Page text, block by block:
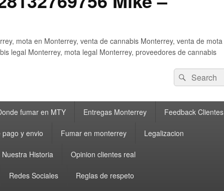
mota en Monterrey, venta de cannabis Monterrey, venta de mota
legal Monterrey, mota legal Monterrey, proveedores de cannabis
Search
for:
Search
fumar en MTY Entregas Monterrey Feedback Clientes
y envio Fumar en monterrey Legalizacion
Nuestra Historia Opinion clientes real
Redes Sociales Reglas de respeto